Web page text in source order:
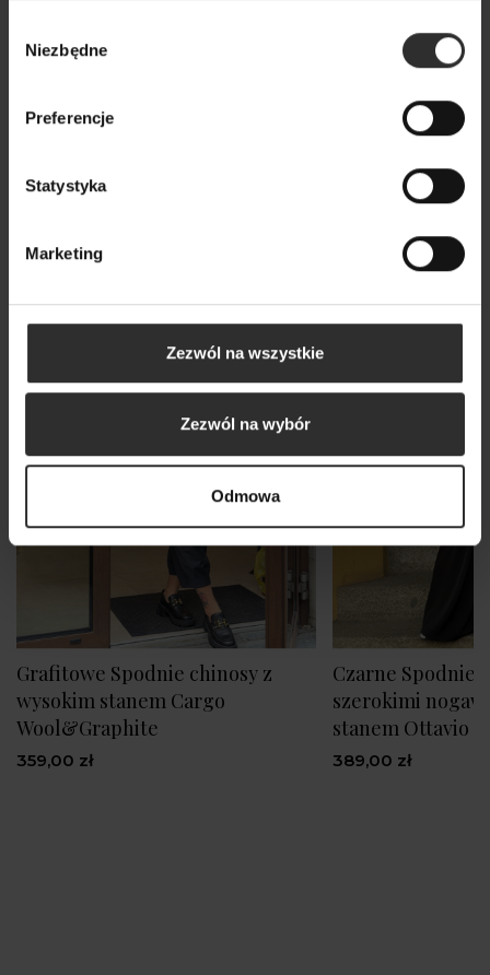
zgody
Niezbędne
Preferencje
Statystyka
Marketing
Zezwól na wszystkie
Zezwól na wybór
Odmowa
Popularne produkty
Wybrane dla Ciebie z sercem i charakterem
Grafitowe Spodnie chinosy z
wysokim stanem Cargo
Wool&Graphite
359,00 zł
Czarne Spodnie
szerokimi
stanem Ottavio
389,00 zł